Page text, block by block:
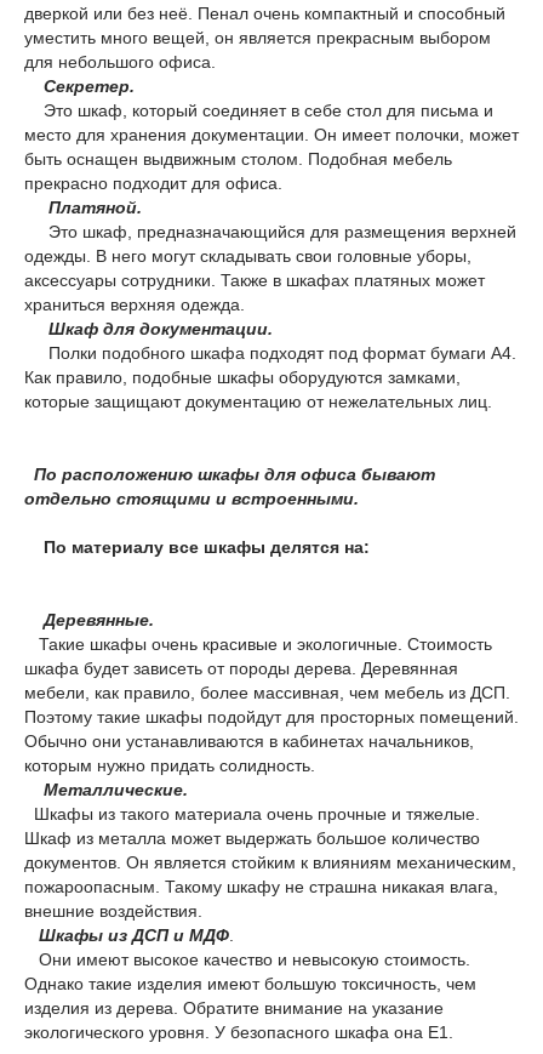
дверкой или без неё. Пенал очень компактный и способный
уместить много вещей, он является прекрасным выбором
для небольшого офиса.
Секретер.
Это шкаф, который соединяет в себе стол для письма и
место для хранения документации. Он имеет полочки, может
быть оснащен выдвижным столом. Подобная мебель
прекрасно подходит для офиса.
Платяной.
Это шкаф, предназначающийся для размещения верхней
одежды. В него могут складывать свои головные уборы,
аксессуары сотрудники. Также в шкафах платяных может
храниться верхняя одежда.
Шкаф для документации.
Полки подобного шкафа подходят под формат бумаги А4.
Как правило, подобные шкафы оборудуются замками,
которые защищают документацию от нежелательных лиц.
По расположению шкафы для офиса бывают
отдельно стоящими и встроенными.
По материалу все шкафы делятся на:
Деревянные.
Такие шкафы очень красивые и экологичные. Стоимость
шкафа будет зависеть от породы дерева. Деревянная
мебели, как правило, более массивная, чем мебель из ДСП.
Поэтому такие шкафы подойдут для просторных помещений.
Обычно они устанавливаются в кабинетах начальников,
которым нужно придать солидность.
Металлические.
Шкафы из такого материала очень прочные и тяжелые.
Шкаф из металла может выдержать большое количество
документов. Он является стойким к влияниям механическим,
пожароопасным. Такому шкафу не страшна никакая влага,
внешние воздействия.
Шкафы из ДСП и МДФ
Они имеют высокое качество и невысокую стоимость.
Однако такие изделия имеют большую токсичность, чем
изделия из дерева. Обратите внимание на указание
экологического уровня. У безопасного шкафа она Е1.